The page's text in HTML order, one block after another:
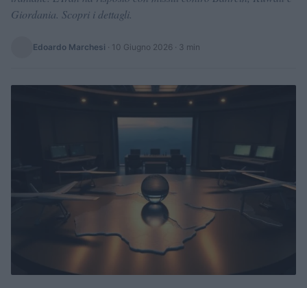
Giordania. Scopri i dettagli.
Edoardo Marchesi · 10 Giugno 2026 · 3 min